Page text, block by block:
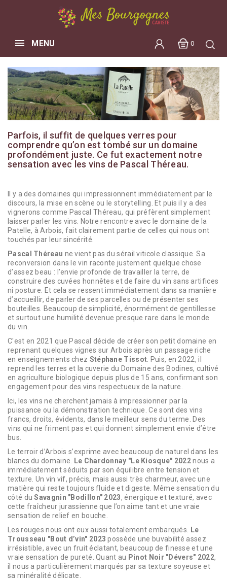
0
MENU
Parfois, il suffit de quelques verres pour
comprendre qu’on est tombé sur un domaine
profondément juste. Ce fut exactement notre
sensation avec les vins de Pascal Théreau.
Il y a des domaines qui impressionnent immédiatement par le
discours, la mise en scène ou le storytelling. Et puis il y a des
vignerons comme Pascal Théreau, qui préfèrent simplement
laisser parler les vins. Notre rencontre avec le domaine de la
Patelle, à Arbois, fait clairement partie de celles qui nous ont
touchés par leur sincérité.
Pascal Théreau ne vient pas du sérail viticole classique. Sa
reconversion dans le vin raconte justement quelque chose
d’assez beau : l’envie profonde de travailler la terre, de
construire des cuvées honnêtes et de faire du vin sans artifices
ni posture. Et cela se ressent immédiatement dans sa manière
d’accueillir, de parler de ses parcelles ou de présenter ses
bouteilles. Beaucoup de simplicité, énormément de gentillesse
et surtout une humilité devenue presque rare dans le monde
du vin.
C'est en 2021 que Pascal décide de créer son petit domaine en
reprenant quelques vignes sur Arbois après un passage riche
en enseignements chez Stéphane Tissot . Puis, en 2022, il
reprend les terres et la cuverie du Domaine des Bodines, cultivé
en agriculture biologique depuis plus de 15 ans, confirmant son
engagement pour des vins respectueux de la nature.
Ici, les vins ne cherchent jamais à impressionner par la
puissance ou la démonstration technique. Ce sont des vins
francs, droits, évidents, dans le meilleur sens du terme. Des
vins qui ne friment pas et qui donnent simplement envie d’être
bus.
Le terroir d’Arbois s’exprime avec beaucoup de naturel dans les
blancs du domaine.
Le Chardonnay "Le Kiosque" 2022nous a
immédiatement séduits par son équilibre entre tension et
texture. Un vin vif, précis, mais aussi très charmeur, avec une
matière qui reste toujours fluide et digeste. Même sensation du
côté du Savagnin "Bodillon" 2023, énergique et texturé, avec
cette fraîcheur jurassienne que l’on aime tant et une vraie
sensation de relief en bouche.
Les rouges nous ont eux aussi totalement embarqués.
Le
Trousseau "Bout d’vin" 2023 possède une buvabilité assez
irrésistible, avec un fruit éclatant, beaucoup de finesse et une
vraie sensation de pureté. Quant au Pinot Noir "Dévers" 2022,
il nous a particulièrement marqués par sa texture soyeuse et
sa minéralité délicate.